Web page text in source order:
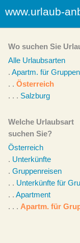
www.urlaub-
Wo suchen Sie
Alle Urlaubsarten
. Apartm. für Gruppen
. . Österreich
. . . Salzburg
Welche Urlaubsart
suchen Sie?
Österreich
. Unterkünfte
. Gruppenreisen
. . Unterkünfte für
. . Apartment
. . . Apartm. für